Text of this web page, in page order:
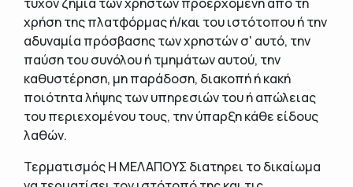
χρήση της πλατφόρμας ή/και του ιστότοπου ή την
αδυναμία πρόσβασης των χρηστών σ' αυτό, την
παύση του συνόλου ή τμημάτων αυτού, την
καθυστέρηση, μη παράδοση, διακοπή ή κακή
ποιότητα λήψης των υπηρεσιών του ή απώλειας
του περιεχομένου τους, την ύπαρξη κάθε είδους
λαθών.
Τερματισμός Η ΜΕΛΑΠΟΥΣ διατηρει το δικαίωμα